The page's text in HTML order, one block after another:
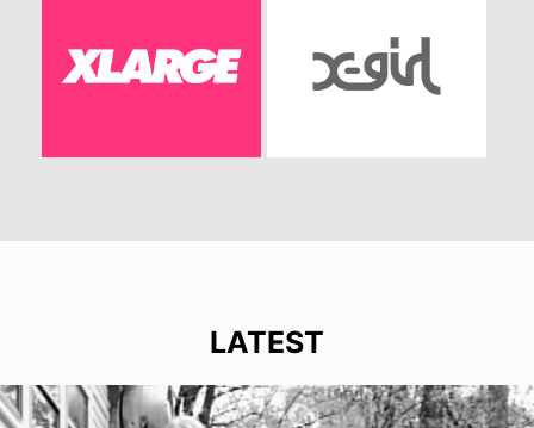
LATEST